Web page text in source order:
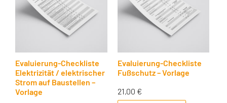
Evaluierung-Checkliste
Elektrizität / elektrischer
Strom auf Baustellen –
Vorlage
Evaluierung-Checkliste
Fußschutz – Vorlage
21,00 €